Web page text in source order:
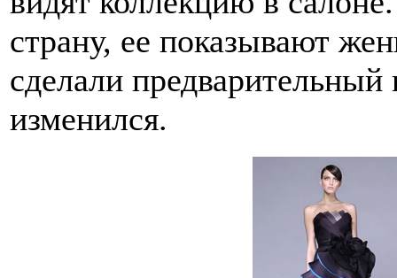
страну, ее показывают
сделали
изменился.